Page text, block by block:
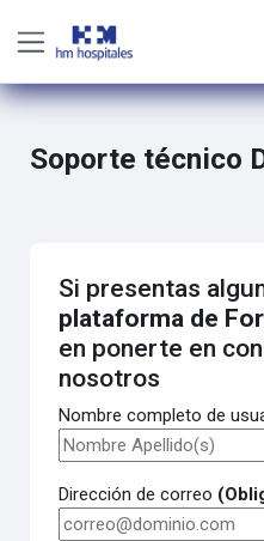
Panel lateral
Soporte técnico
Si presentas
plataforma de
en ponerte en
nosotros
Nombre completo de
Dirección de correo